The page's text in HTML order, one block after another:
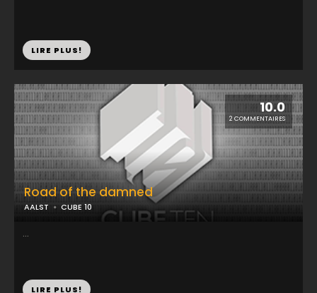
10.0
2 COMMENTAIRES
Road of the damned
AALST CUBE 10
...
LIRE PLUS!
LIRE PLUS!